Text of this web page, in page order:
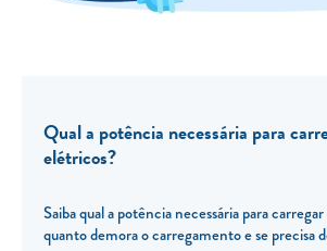
Qual a potência necessária para
elétricos?
Saiba qual a potência necessária para
quanto demora o carregamento e se precisa